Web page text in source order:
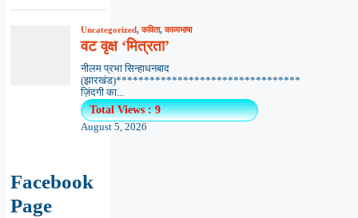
Facebook
Page